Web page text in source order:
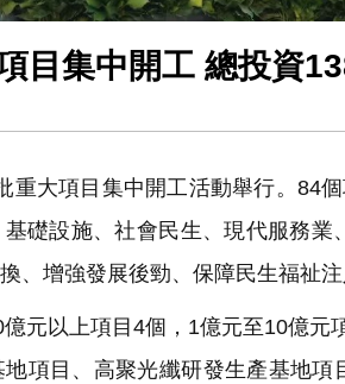
目集中開工 總投資
大項目集中開工活動舉行。84
礎設施、社會民生、現代服務業
、增強發展後勁、保障民生福祉注
元以上項目4個，1億元至10億元
項目、高聚光纖研發生產基地